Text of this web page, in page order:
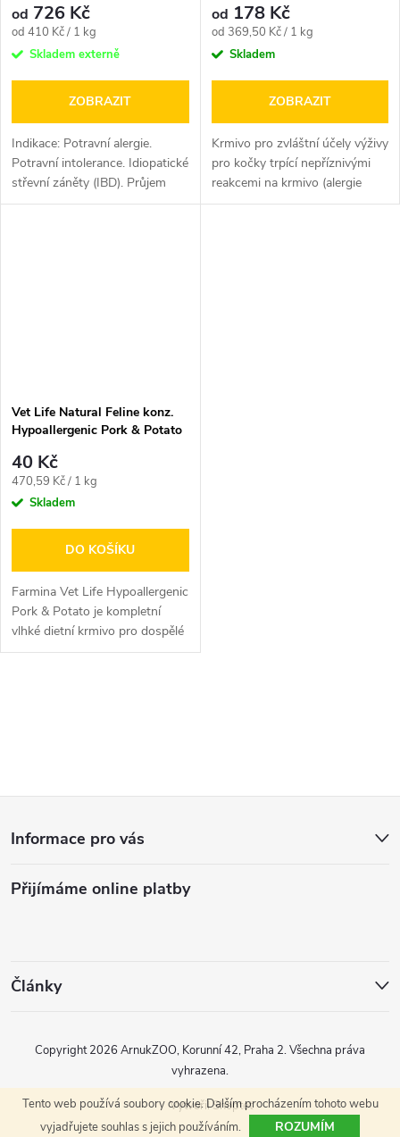
Tento web používá soubory cookie. Dalším procházením tohoto webu
vyjadřujete souhlas s jejich používáním.
ROZUMÍM
od 726 Kč
Měrná
cena:
od 410 Kč / 1 kg
Skladem externě
ZOBRAZIT
Indikace: Potravní alergie.
Potravní intolerance. Idiopatické
střevní záněty (IBD). Průjem
od 178 Kč
Měrná
cena:
od 369,50 Kč / 1 kg
Skladem
ZOBRAZIT
Krmivo pro zvláštní účely výživy
pro kočky trpící nepříznivými
reakcemi na krmivo (alergie
a/nebo intolerance)....
Vet Life Natural Feline konz.
Hypoallergenic Pork & Potato
40 Kč
Měrná
cena:
470,59 Kč / 1 kg
Skladem
DO KOŠÍKU
Farmina Vet Life Hypoallergenic
Pork & Potato je kompletní
vlhké dietní krmivo pro dospělé
kočky určené ke...
d
a
p
k
p
Informace pro vás
Přijímáme online platby
Články
Vytvořil Shoptet
Copyright 2026 ArnukZOO, Korunní 42, Praha 2. Všechna práva
vyhrazena.